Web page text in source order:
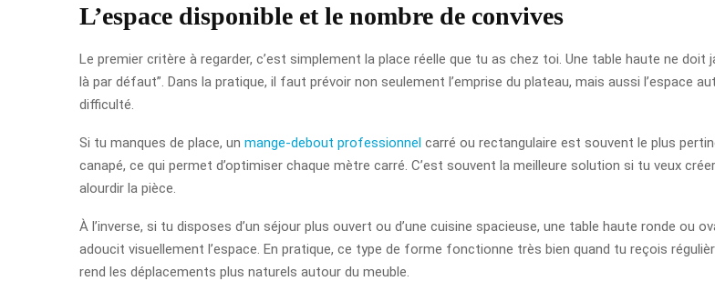
L’espace disponible et le nombre de convives
Le premier critère à regarder, c’est simplement la place réelle que tu as chez toi. Une table haute ne
là par défaut”. Dans la pratique, il faut prévoir non seulement l’emprise du plateau, mais aussi l’espace
difficulté.
Si tu manques de place, un mange-debout professionnel carré ou rectangulaire est souvent le plus
canapé, ce qui permet d’optimiser chaque mètre carré. C’est souvent la meilleure solution si tu veux
alourdir la pièce.
À l’inverse, si tu disposes d’un séjour plus ouvert ou d’une cuisine spacieuse, une table haute ronde
adoucit visuellement l’espace. En pratique, ce type de forme fonctionne très bien quand tu reçois
rend les déplacements plus naturels autour du meuble.